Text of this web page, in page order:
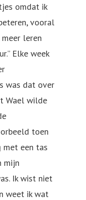
omdat ik
vooral
leren
Elke week
was dat over
Wael wilde
toen
met een tas
mijn
Ik wist niet
weet ik wat